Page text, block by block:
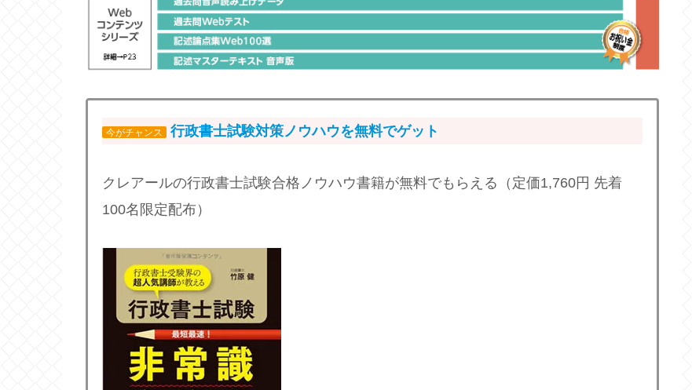
今がチャンス 行政書士試験対策ノウハウを無料でゲット
クレアールの行政書士試験合格ノウハウ書籍が無料でもらえる（定価1,760円 先着
100名限定配布）